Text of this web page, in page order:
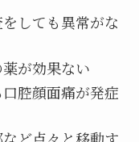
しても異常がな
が効果ない
腔顔面痛が発症
ど点々と移動す